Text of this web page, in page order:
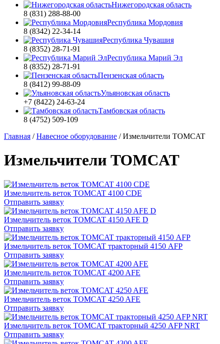
Нижегородская область
8 (831) 288-88-00
Республика Мордовия
8 (8342) 22-34-14
Республика Чувашия
8 (8352) 28-71-91
Республика Марий Эл
8 (8352) 28-71-91
Пензенская область
8 (8412) 99-88-09
Ульяновская область
+7 (8422) 24-63-24
Тамбовская область
8 (4752) 509-109
Главная /Навесное оборудование /Измельчители TOMCAT
Измельчители TOMCAT
Измельчитель веток TOMCAT 4100 CDE
Отправить заявку
Измельчитель веток TOMCAT 4150 AFE D
Отправить заявку
Измельчитель веток TOMCAT тракторный 4150 AFP
Отправить заявку
Измельчитель веток TOMCAT 4200 AFE
Отправить заявку
Измельчитель веток TOMCAT 4250 AFE
Отправить заявку
Измельчитель веток TOMCAT тракторный 4250 AFP NRT
Отправить заявку